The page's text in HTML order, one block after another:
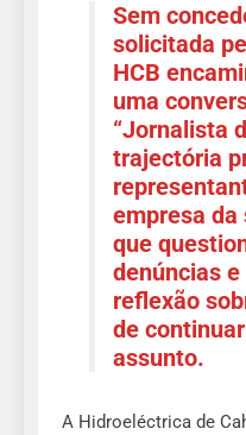
Sem
solicitada
HCB
uma
“Jornalista
trajectória
empresa da
que
denúncias
reflexão
de
assunto.
A Hidroeléctrica de